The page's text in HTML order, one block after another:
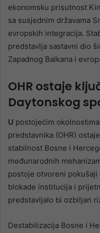
ekonomsku prisutnost
sa susjednim državama
evropskih integracija.
predstavlja sastavni dio
Zapadnog Balkana i
OHR ostaje
Daytonskog
U postojećim
predstavnika (OHR)
stabilnost Bosne i
međunarodnih
postoje otvoreni pokušaji
blokade institucija i
predstavljalo bi ozbiljan
Destabilizacija Bosne i